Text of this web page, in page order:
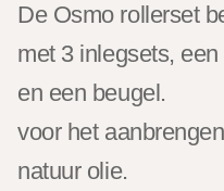
De Osmo rollerset
met 3 inlegsets,
en een beugel.
voor het
natuur olie.